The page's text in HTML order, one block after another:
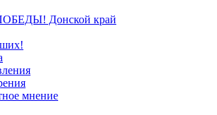
Донской край
мнение